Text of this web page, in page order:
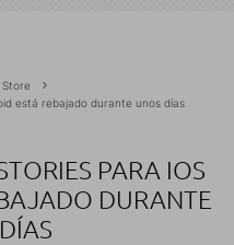
Store
está rebajado durante unos días
PARA IOS
DURANTE